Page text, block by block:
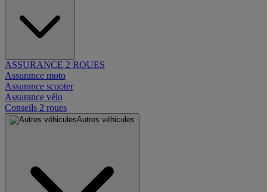
ASSURANCE 2 ROUES
Assurance moto
Assurance scooter
Assurance vélo
Conseils 2 roues
Autres véhicules